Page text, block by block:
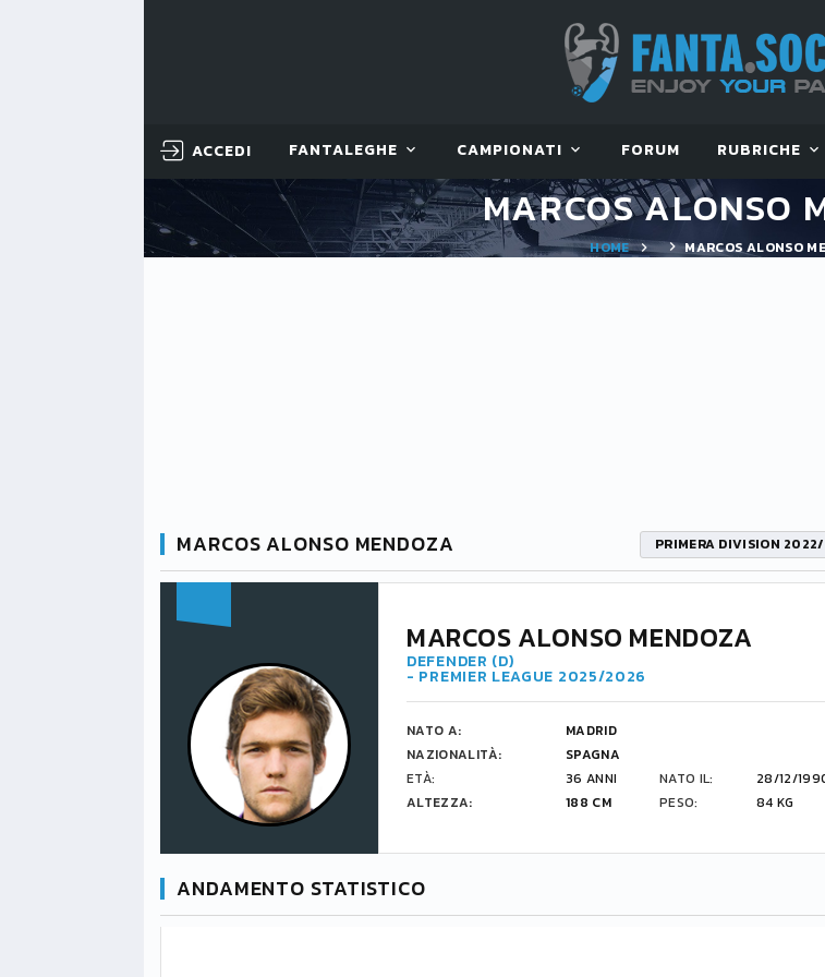
ACCEDI FANTALEGHE CAMPIONATI FORUM RUBRICHE
MARCOS ALONSO
HOME MARCOS ALONSO
MARCOS ALONSO MENDOZA PRIMERA DIVISION
MARCOS ALONSO MENDOZA
DEFENDER (D)
- PREMIER LEAGUE 2025/2026
NATO A:
MADRID
NAZIONALITÀ:
SPAGNA
ETÀ:
36 ANNI NATO IL:
28/12/
ALTEZZA:
188 CM PESO: 84 KG
ANDAMENTO STATISTICO